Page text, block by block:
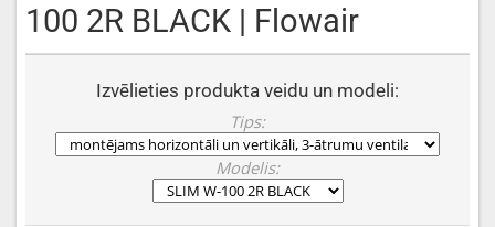
100 2R BLACK | Flowair
Izvēlieties produkta veidu un modeli:
Tips:
Modelis: